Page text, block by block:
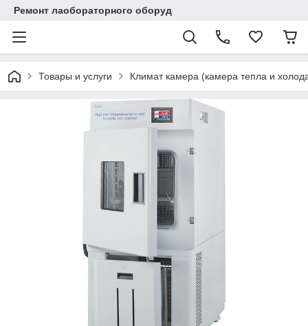
Ремонт лаобораторного оборуд
Товары и услуги Климат камера (камера тепла и